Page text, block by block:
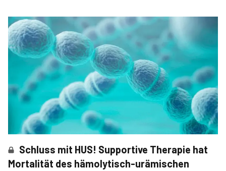
Schluss mit HUS! Supportive Therapie hat
Mortalität des hämolytisch-urämischen